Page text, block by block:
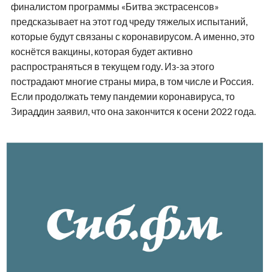
финалистом программы «Битва экстрасенсов»
предсказывает на этот год чреду тяжелых испытаний,
которые будут связаны с коронавирусом. А именно, это
коснётся вакцины, которая будет активно
распространяться в текущем году. Из-за этого
пострадают многие страны мира, в том числе и Россия.
Если продолжать тему пандемии коронавируса, то
Зираддин заявил, что она закончится к осени 2022 года.